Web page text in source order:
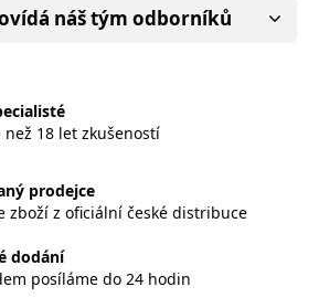
náš tým odborníků
než 18 let zkušeností
prodejce
zboží z oficiální české distribuce
dodání
posíláme do 24 hodin